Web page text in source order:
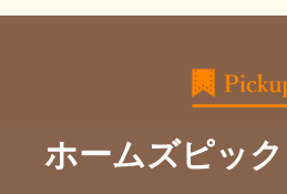
ホームズピッ